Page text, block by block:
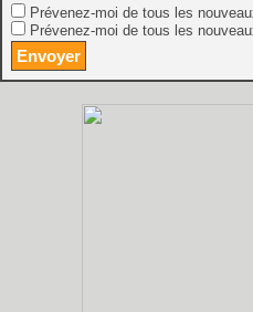
Prévenez-moi de tous les
Prévenez-moi de tous les